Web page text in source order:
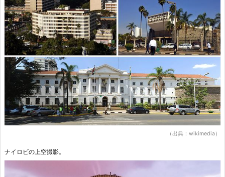
（出典：wikimedia）
ナイロビの上空撮影。